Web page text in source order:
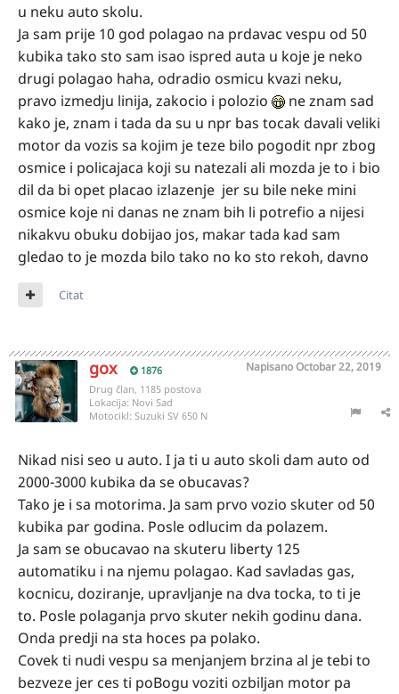
u neku auto skolu.
Ja sam prije 10 god polagao na prdavac vespu od 50
kubika tako sto sam isao ispred auta u koje je neko
drugi polagao haha, odradio osmicu kvazi neku,
pravo izmedju linija, zakocio i polozio
ne znam sad
kako je, znam i tada da su u npr bas tocak davali veliki
motor da vozis sa kojim je teze bilo pogodit npr zbog
osmice i policajaca koji su natezali ali mozda je to i bio
dil da bi opet placao izlazenje jer su bile neke mini
osmice koje ni danas ne znam bih li potrefio a nijesi
nikakvu obuku dobijao jos, makar tada kad sam
gledao to je mozda bilo tako no ko sto rekoh, davno
Citat
gox 1876 NapisanoOctobar 22, 2019
Drug član, 1185 postova
Lokacija: Novi Sad
Motocikl: Suzuki SV 650 N
Nikad nisi seo u auto. I ja ti u auto skoli dam auto od
2000-3000 kubika da se obucavas?
Tako je i sa motorima. Ja sam prvo vozio skuter od 50
kubika par godina. Posle odlucim da polazem.
Ja sam se obucavao na skuteru liberty 125
automatiku i na njemu polagao. Kad savladas gas,
kocnicu, doziranje, upravljanje na dva tocka, to ti je
to. Posle polaganja prvo skuter nekih godinu dana.
Onda predji na sta hoces pa polako.
Covek ti nudi vespu sa menjanjem brzina al je tebi to
bezveze jer ces ti poBogu voziti ozbiljan motor pa